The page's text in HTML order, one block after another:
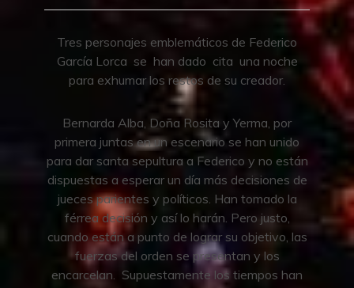
Tres personajes emblemáticos de Federico
García Lorca se han dado cita una noche
para exhumar los restos de su creador.
Bernarda Alba, Doña Rosita y Yerma, por
primera juntas en un escenario se han unido
para dar santa sepultura a Federico y no están
dispuestas a esperar un día más decisiones de
jueces parientes y políticos. Han tomado la
férrea decisión y así lo harán. Pero justo,
cuando están a punto de lograr su objetivo, las
fuerzas del orden se presentan y los
encarcelan. Supuestamente los tiempos han